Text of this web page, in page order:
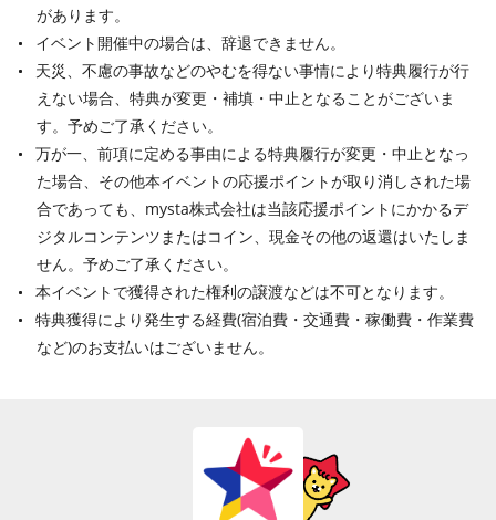
があります。
イベント開催中の場合は、辞退できません。
天災、不慮の事故などのやむを得ない事情により特典履行が行
えない場合、特典が変更・補填・中止となることがございま
す。予めご了承ください。
万が一、前項に定める事由による特典履行が変更・中止となっ
た場合、その他本イベントの応援ポイントが取り消しされた場
合であっても、mysta株式会社は当該応援ポイントにかかるデ
ジタルコンテンツまたはコイン、現金その他の返還はいたしま
せん。予めご了承ください。
本イベントで獲得された権利の譲渡などは不可となります。
特典獲得により発生する経費(宿泊費・交通費・稼働費・作業費
など)のお支払いはございません。